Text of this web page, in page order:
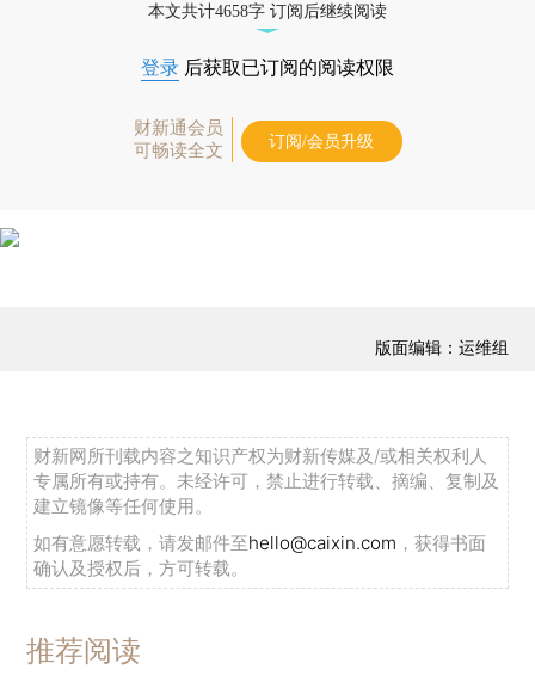
本文共计4658字 订阅后继续阅读
登录 后获取已订阅的阅读权限
财新通会员
可畅读全文
订阅/会员升级
版面编辑：运维组
财新网所刊载内容之知识产权为财新传媒及/或相关权利人
专属所有或持有。未经许可，禁止进行转载、摘编、复制及
建立镜像等任何使用。
如有意愿转载，请发邮件至hello@caixin.com ，获得书面
确认及授权后，方可转载。
推荐阅读